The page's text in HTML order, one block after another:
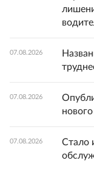
07.08.2026
07.08.2026
07.08.2026
Стало